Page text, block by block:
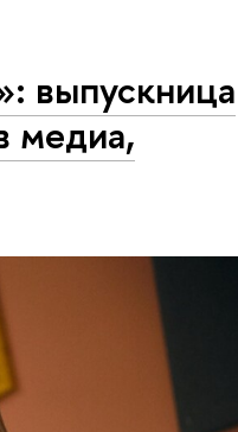
выпускница
медиа,